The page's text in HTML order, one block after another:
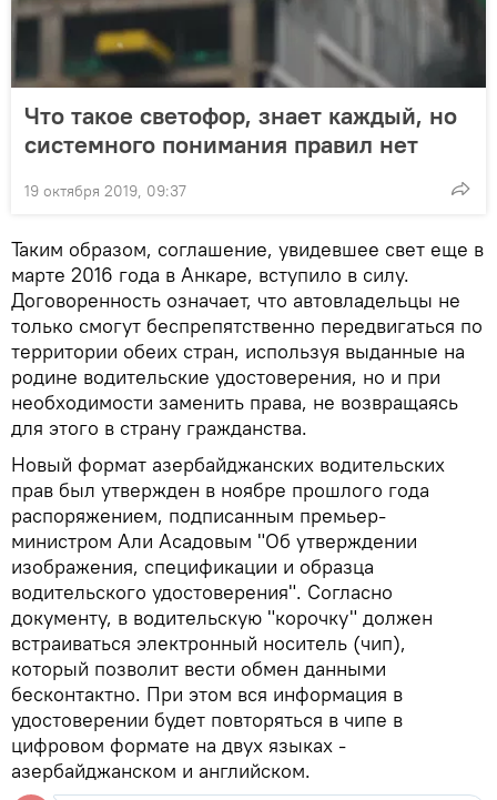
Что такое светофор, знает каждый, но
системного понимания правил нет
19 октября 2019, 09:37
Таким образом, соглашение, увидевшее свет еще в
марте 2016 года в Анкаре, вступило в силу.
Договоренность означает, что автовладельцы не
только смогут беспрепятственно передвигаться по
территории обеих стран, используя выданные на
родине водительские удостоверения, но и при
необходимости заменить права, не возвращаясь
для этого в страну гражданства.
Новый формат азербайджанских водительских
прав был утвержден в ноябре прошлого года
распоряжением, подписанным премьер-
министром Али Асадовым "Об утверждении
изображения, спецификации и образца
водительского удостоверения". Согласно
документу, в водительскую "корочку" должен
встраиваться электронный носитель (чип),
который позволит вести обмен данными
бесконтактно. При этом вся информация в
удостоверении будет повторяться в чипе в
цифровом формате на двух языках -
азербайджанском и английском.